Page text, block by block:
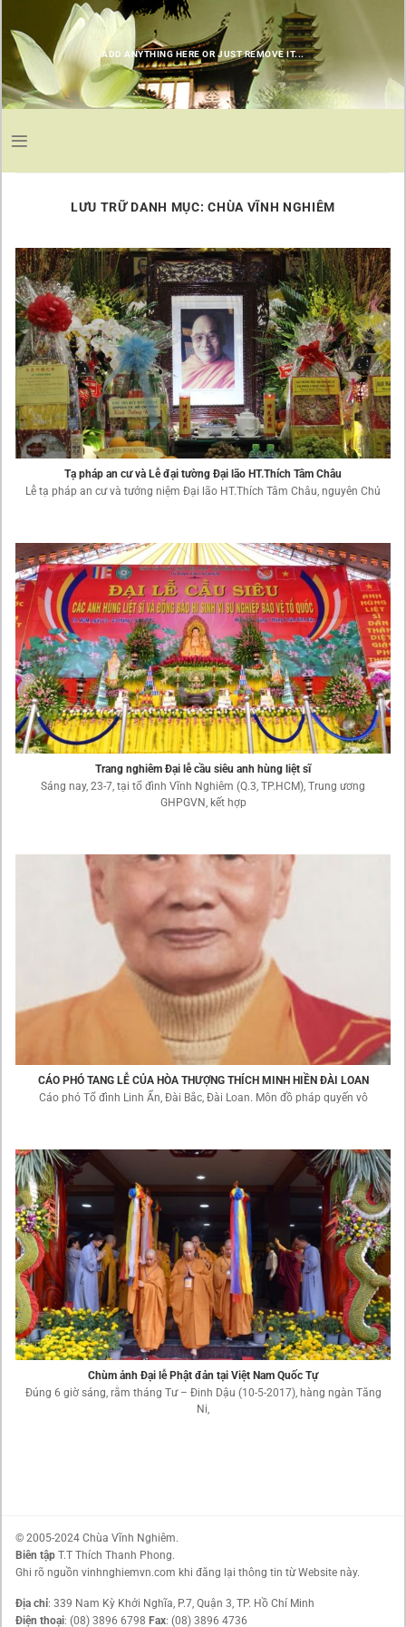
đến
nội
dung
ADD ANYTHING HERE OR JUST REMOVE IT...
LƯU TRỮ DANH MỤC:CHÙA VĨNH NGHIÊM
Tạ pháp an cư và Lễ đại tường Đại lão HT.Thích Tâm Châu
Lễ tạ pháp an cư và tưởng niệm Đại lão HT.Thích Tâm Châu, nguyên Chủ
Trang nghiêm Đại lễ cầu siêu anh hùng liệt sĩ
Sáng nay, 23-7, tại tổ đình Vĩnh Nghiêm (Q.3, TP.HCM), Trung ương
GHPGVN, kết hợp
CÁO PHÓ TANG LỄ CỦA HÒA THƯỢNG THÍCH MINH HIỀN ĐÀI LOAN
Cáo phó Tổ đình Linh Ẩn, Đài Bắc, Đài Loan. Môn đồ pháp quyến vô
Chùm ảnh Đại lễ Phật đản tại Việt Nam Quốc Tự
Đúng 6 giờ sáng, rằm tháng Tư – Đinh Dậu (10-5-2017), hàng ngàn Tăng
Ni,
© 2005-2024 Chùa Vĩnh Nghiêm.
Biên tập T.T Thích Thanh Phong.
Ghi rõ nguồn vinhnghiemvn.com khi đăng lại thông tin từ Website này.
Địa chỉ: 339 Nam Kỳ Khởi Nghĩa, P.7, Quận 3, TP. Hồ Chí Minh
Điện thoại: (08) 3896 6798 Fax: (08) 3896 4736